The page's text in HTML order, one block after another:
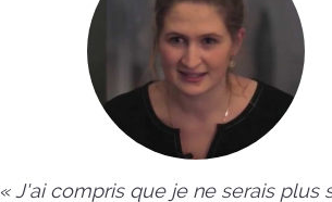
« J'ai compris que je ne serais plus